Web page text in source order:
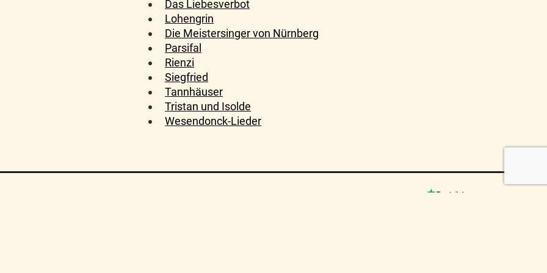
Das Liebesverbot
Lohengrin
Die Meistersinger von Nürnberg
Parsifal
Rienzi
Siegfried
Tannhäuser
Tristan und Isolde
Wesendonck-Lieder